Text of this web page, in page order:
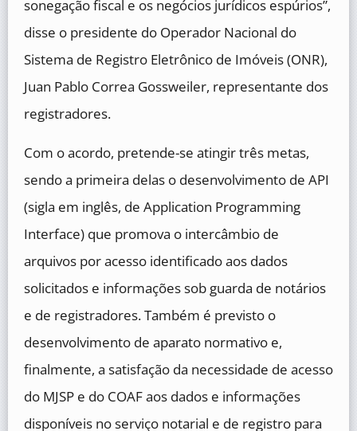
sonegação fiscal e os negócios jurídicos espúrios”,
disse o presidente do Operador Nacional do
Sistema de Registro Eletrônico de Imóveis (ONR),
Juan Pablo Correa Gossweiler, representante dos
registradores.
Com o acordo, pretende-se atingir três metas,
sendo a primeira delas o desenvolvimento de API
(sigla em inglês, de Application Programming
Interface) que promova o intercâmbio de
arquivos por acesso identificado aos dados
solicitados e informações sob guarda de notários
e de registradores. Também é previsto o
desenvolvimento de aparato normativo e,
finalmente, a satisfação da necessidade de acesso
do MJSP e do COAF aos dados e informações
disponíveis no serviço notarial e de registro para